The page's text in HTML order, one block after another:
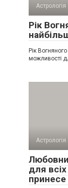
Астрологія
Рік
Рік
можливості
Астрологія
для
принесе